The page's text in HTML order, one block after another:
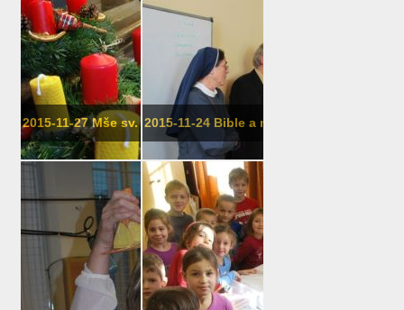
2015-11-27 Mše sv. se svěcením věnc�...
2015-11-24 Bible a my